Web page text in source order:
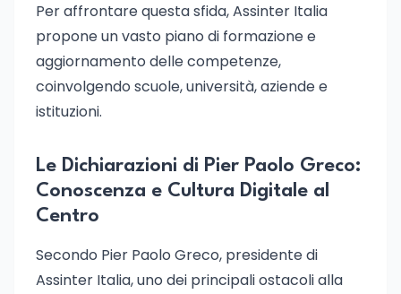
Per affrontare questa sfida, Assinter Italia
propone un vasto piano di formazione e
aggiornamento delle competenze,
coinvolgendo scuole, università, aziende e
istituzioni.
Le Dichiarazioni di Pier Paolo Greco:
Conoscenza e Cultura Digitale al
Centro
Secondo Pier Paolo Greco, presidente di
Assinter Italia, uno dei principali ostacoli alla